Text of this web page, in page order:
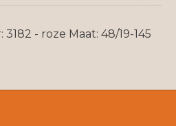
- roze Maat: 48/19-145